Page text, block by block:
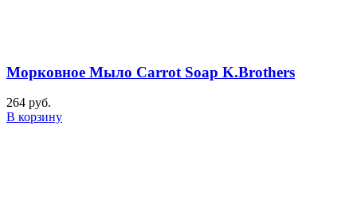
Морковное Мыло Carrot Soap K.Brothers
264 руб.
В корзину